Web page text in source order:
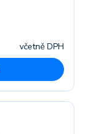
včetně DPH